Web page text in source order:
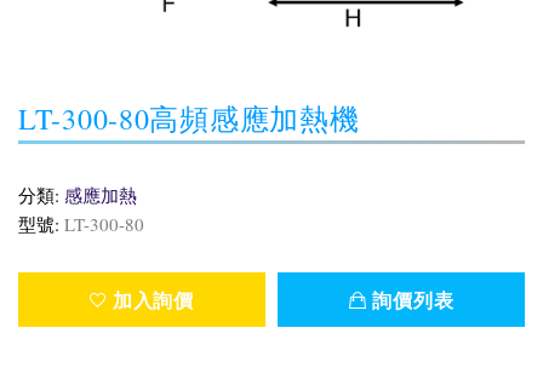
LT-300-80高頻感應加熱機
分類: 感應加熱
型號: LT-300-80
加入詢價 詢價列表